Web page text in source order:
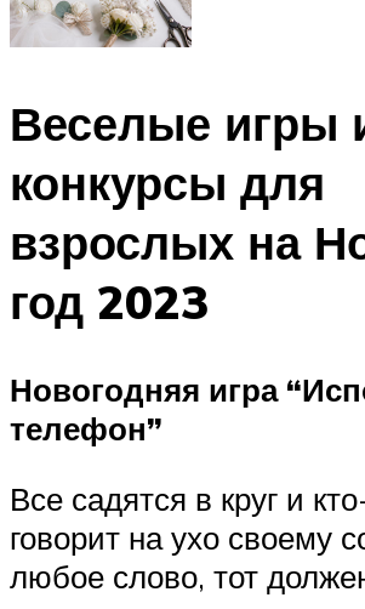
Веселые игры
конкурсы для
взрослых на
год 2023
Новогодняя игра
телефон”
Все садятся в круг и
говорит на ухо своему
любое слово, тот